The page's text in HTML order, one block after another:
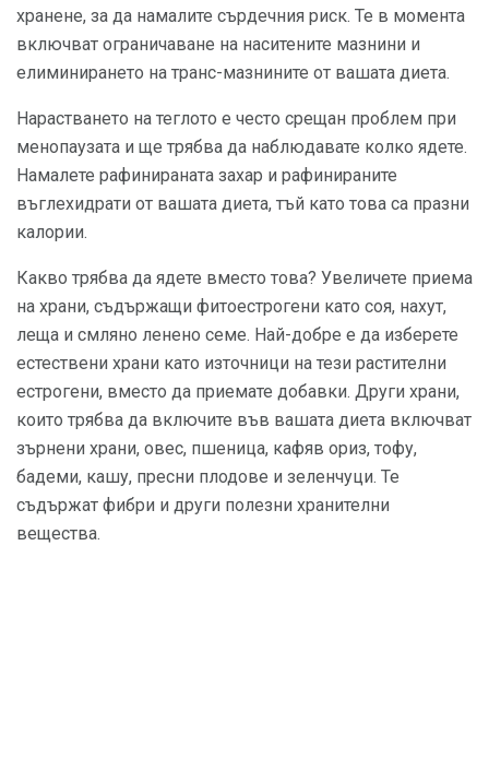
хранене, за да намалите сърдечния риск. Те в момента
включват ограничаване на наситените мазнини и
елиминирането на транс-мазнините от вашата диета.
Нарастването на теглото е често срещан проблем при
менопаузата и ще трябва да наблюдавате колко ядете.
Намалете рафинираната захар и рафинираните
въглехидрати от вашата диета, тъй като това са празни
калории.
Какво трябва да ядете вместо това? Увеличете приема
на храни, съдържащи фитоестрогени като соя, нахут,
леща и смляно ленено семе. Най-добре е да изберете
естествени храни като източници на тези растителни
естрогени, вместо да приемате добавки. Други храни,
които трябва да включите във вашата диета включват
зърнени храни, овес, пшеница, кафяв ориз, тофу,
бадеми, кашу, пресни плодове и зеленчуци. Те
съдържат фибри и други полезни хранителни
вещества.